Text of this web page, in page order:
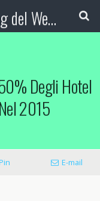
Booking Blog™ - Il blog del Web Marketing Turistico
Degli Hotel
2015
E-mail